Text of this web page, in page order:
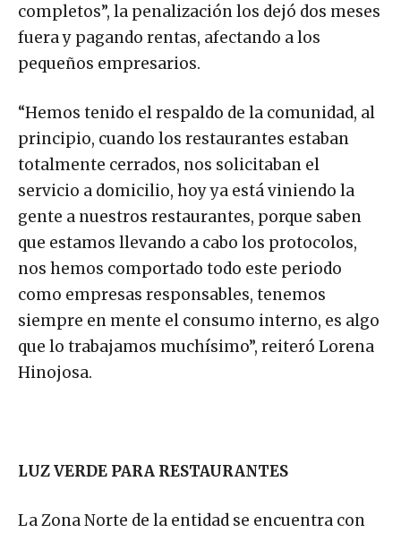
completos”, la penalización los dejó dos meses
fuera y pagando rentas, afectando a los
pequeños empresarios.
“Hemos tenido el respaldo de la comunidad, al
principio, cuando los restaurantes estaban
totalmente cerrados, nos solicitaban el
servicio a domicilio, hoy ya está viniendo la
gente a nuestros restaurantes, porque saben
que estamos llevando a cabo los protocolos,
nos hemos comportado todo este periodo
como empresas responsables, tenemos
siempre en mente el consumo interno, es algo
que lo trabajamos muchísimo”, reiteró Lorena
Hinojosa.
LUZ VERDE PARA RESTAURANTES
La Zona Norte de la entidad se encuentra con